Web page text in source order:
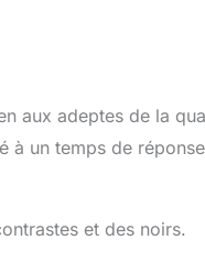
aux adeptes de la
à un temps de
et des noirs.